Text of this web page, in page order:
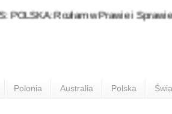
Rozłam w Prawie i
Polonia Australia Polska